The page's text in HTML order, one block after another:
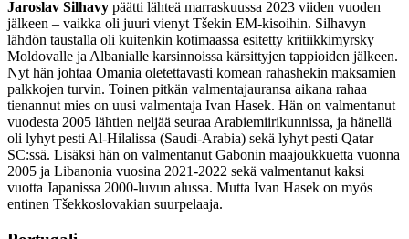
Jaroslav Silhavy päätti lähteä marraskuussa 2023 viiden vuoden
jälkeen – vaikka oli juuri vienyt Tšekin EM-kisoihin. Silhavyn
lähdön taustalla oli kuitenkin kotimaassa esitetty kritiikkimyrsky
Moldovalle ja Albanialle karsinnoissa kärsittyjen tappioiden jälkeen.
Nyt hän johtaa Omania oletettavasti komean rahashekin maksamien
palkkojen turvin. Toinen pitkän valmentajauransa aikana rahaa
tienannut mies on uusi valmentaja Ivan Hasek. Hän on valmentanut
vuodesta 2005 lähtien neljää seuraa Arabiemiirikunnissa, ja hänellä
oli lyhyt pesti Al-Hilalissa (Saudi-Arabia) sekä lyhyt pesti Qatar
SC:ssä. Lisäksi hän on valmentanut Gabonin maajoukkuetta vuonna
2005 ja Libanonia vuosina 2021-2022 sekä valmentanut kaksi
vuotta Japanissa 2000-luvun alussa. Mutta Ivan Hasek on myös
entinen Tšekkoslovakian suurpelaaja.